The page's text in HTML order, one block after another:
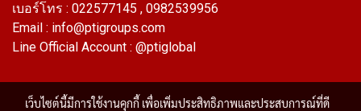
เบอร์โทร : 022577145 , 0982539956
Email : info@ptigroups.com
Line Official Account : @ptiglobal
เว็บไซต์นี้มีการใช้งานคุกกี้ เพื่อเพิ่มประสิทธิภาพและประสบการณ์ที่ดี